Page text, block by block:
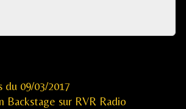
du 09/03/2017
Backstage sur RVR Radio